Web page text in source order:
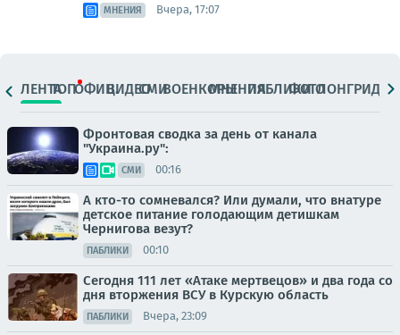
МНЕНИЯ Вчера, 17:07
ЛЕНТАТОПОФИЦ.ВИДЕОСМИВОЕНКОРЫМНЕНИЯПАБЛИКИ
ФОТОЛОНГРИДЫ
Фронтовая сводка за день от канала
"Украина.ру":
СМИ 00:16
А кто-то сомневался? Или думали, что внатуре
детское питание голодающим детишкам
Чернигова везут?
ПАБЛИКИ 00:10
Сегодня 111 лет «Атаке мертвецов» и два года со
дня вторжения ВСУ в Курскую область
ПАБЛИКИ Вчера, 23:09